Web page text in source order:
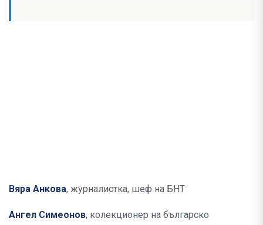
Вяра Анкова, журналистка, шеф на БНТ
Ангел Симеонов, колекционер на българско